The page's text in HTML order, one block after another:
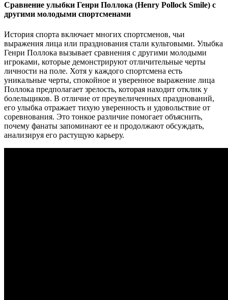
Сравнение улыбки Генри Поллока (Henry Pollock Smile) с
другими молодыми спортсменами
История спорта включает многих спортсменов, чьи
выражения лица или празднования стали культовыми. Улыбка
Генри Поллока вызывает сравнения с другими молодыми
игроками, которые демонстрируют отличительные черты
личности на поле. Хотя у каждого спортсмена есть
уникальные черты, спокойное и уверенное выражение лица
Поллока предполагает зрелость, которая находит отклик у
болельщиков. В отличие от преувеличенных празднований,
его улыбка отражает тихую уверенность и удовольствие от
соревнования. Это тонкое различие помогает объяснить,
почему фанаты запоминают ее и продолжают обсуждать,
анализируя его растущую карьеру.